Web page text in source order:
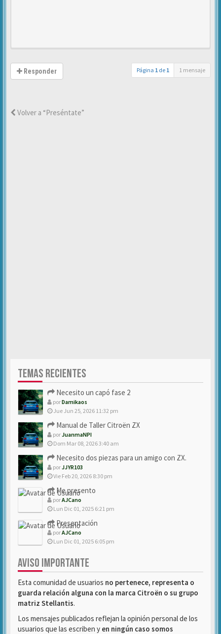
Responder Página 1 de 1 1 mensaje
Volver a “Preséntate”
TEMAS RECIENTES
Necesito un capó fase 2
porDamikaos
Jue Jun 25, 2026 11:32 pm
Manual de Taller Citroën ZX
porJuanmaNPI
Dom Mar 08, 2026 3:40 am
Necesito dos piezas para un amigo con ZX.
porJJYR103
Vie Feb 20, 2026 8:30 pm
Me presento
porAJCano
Lun Dic 01, 2025 6:21 pm
Presentación
porAJCano
Lun Dic 01, 2025 6:05 pm
AVISO IMPORTANTE
Esta comunidad de usuarios no pertenece, representa o
guarda relación alguna con la marca Citroën o su grupo
matriz Stellantis.
Los mensajes publicados reflejan la opinión personal de los
usuarios que las escriben y en ningún caso somos